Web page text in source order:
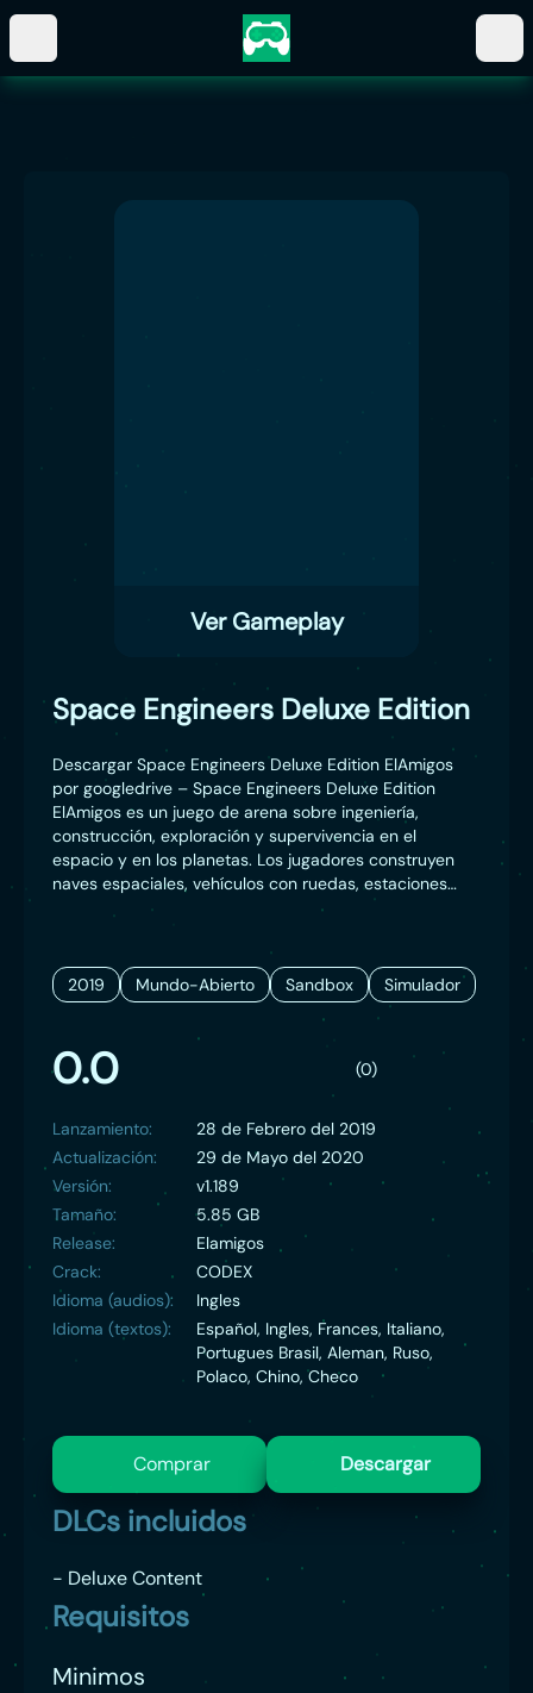
Ver Gameplay
Space Engineers Deluxe Edition
Descargar Space Engineers Deluxe Edition ElAmigos
por googledrive – Space Engineers Deluxe Edition
ElAmigos es un juego de arena sobre ingeniería,
construcción, exploración y supervivencia en el
espacio y en los planetas. Los jugadores construyen
naves espaciales, vehículos con ruedas, estaciones
espaciales, puestos avanzados planetarios de varios
a través del espacio para explorar planetas y reunir
recursos para sobrevivir. Con modos creativos y de
supervivencia, no hay límite para lo que se puede
2019 Mundo-Abierto Sandbox Simulador
0.0 (0)
Lanzamiento:
28 de Febrero del 2019
Actualización:
29 de Mayo del 2020
Versión:
v1.189
Tamaño:
5.85 GB
Release:
Elamigos
Crack:
CODEX
Idioma (audios):
Ingles
Idioma (textos):
Español, Ingles, Frances, Italiano,
Portugues Brasil, Aleman, Ruso,
Polaco, Chino, Checo
Comprar Descargar
DLCs incluidos
- Deluxe Content
Requisitos
Minimos